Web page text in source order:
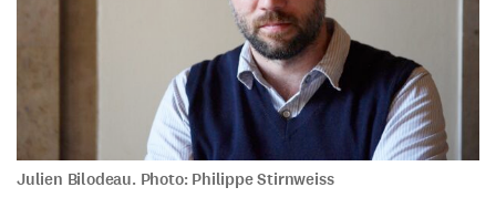
Julien Bilodeau. Photo: Philippe Stirnweiss